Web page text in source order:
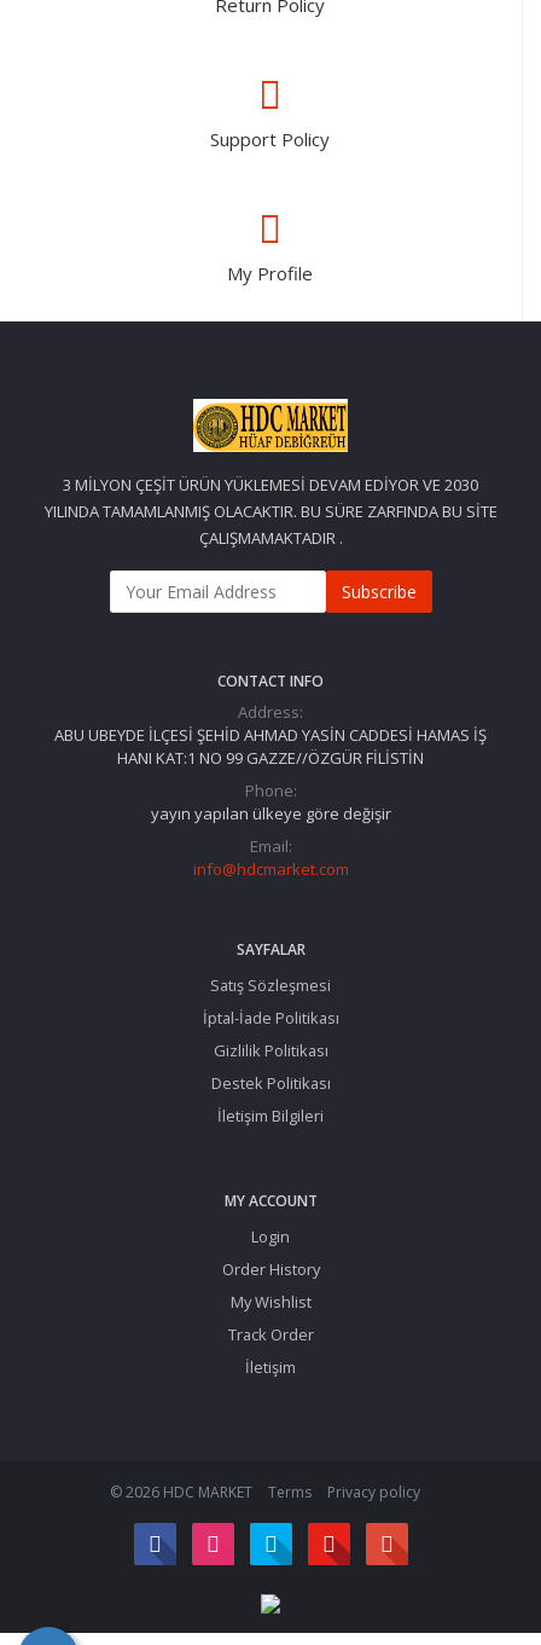
Return Policy
Support Policy
My Profile
3 MİLYON ÇEŞİT ÜRÜN YÜKLEMESİ DEVAM EDİYOR VE 2030
YILINDA TAMAMLANMIŞ OLACAKTIR. BU SÜRE ZARFINDA BU SİTE
ÇALIŞMAMAKTADIR .
Subscribe
CONTACT INFO
Address:
ABU UBEYDE İLÇESİ ŞEHİD AHMAD YASİN CADDESİ HAMAS İŞ
HANI KAT:1 NO 99 GAZZE//ÖZGÜR FİLİSTİN
Phone:
yayın yapılan ülkeye göre değişir
Email:
info@hdcmarket.com
SAYFALAR
Satış Sözleşmesi
İptal-İade Politikası
Gizlilik Politikası
Destek Politikası
İletişim Bilgileri
MY ACCOUNT
Login
Order History
My Wishlist
Track Order
İletişim
© 2026 HDC MARKET Terms Privacy policy